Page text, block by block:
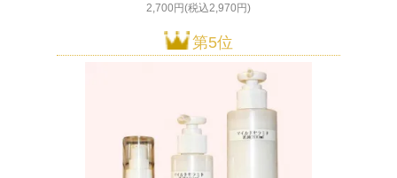
2,700円(税込2,970円)
第5位